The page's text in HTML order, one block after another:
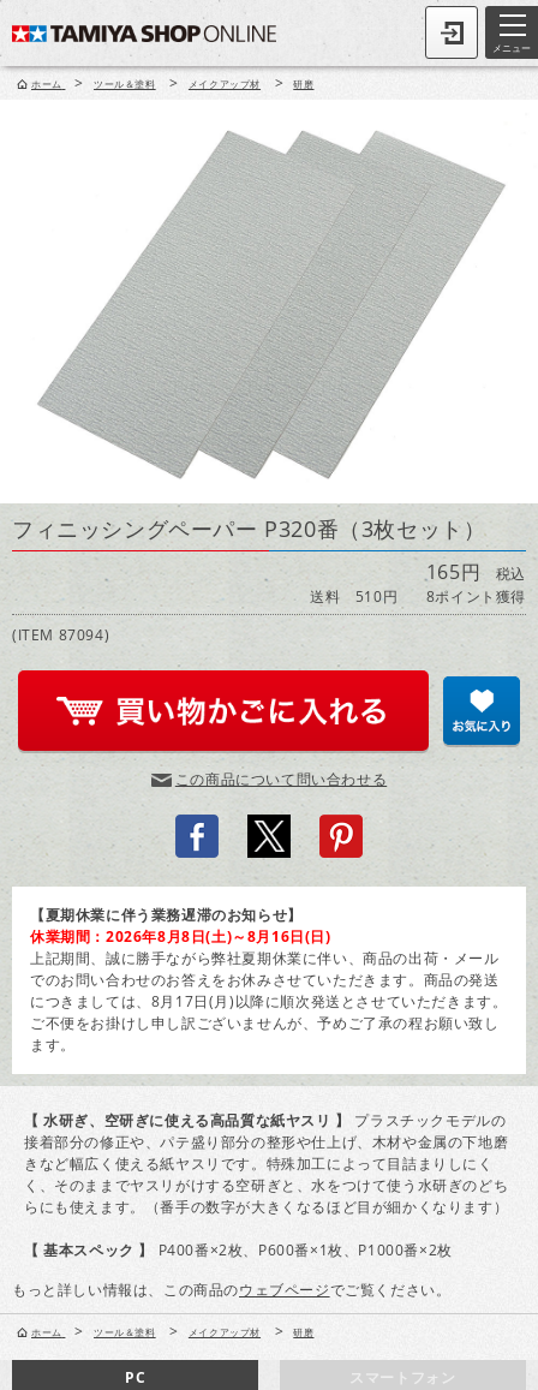
メニュー
ホーム > ツール＆塗料 > メイクアップ材 > 研磨
フィニッシングペーパー P320番（3枚セット）
165円 税込
送料 510円
8ポイント獲得
(ITEM 87094)
この商品について問い合わせる
【夏期休業に伴う業務遅滞のお知らせ】
休業期間：2026年8月8日(土)～8月16日(日)
上記期間、誠に勝手ながら弊社夏期休業に伴い、商品の出荷・メール
でのお問い合わせのお答えをお休みさせていただきます。商品の発送
につきましては、8月17日(月)以降に順次発送とさせていただきます。
ご不便をお掛けし申し訳ございませんが、予めご了承の程お願い致し
ます。
【 水研ぎ、空研ぎに使える高品質な紙ヤスリ 】 プラスチックモデルの
接着部分の修正や、パテ盛り部分の整形や仕上げ、木材や金属の下地磨
きなど幅広く使える紙ヤスリです。特殊加工によって目詰まりしにく
く、そのままでヤスリがけする空研ぎと、水をつけて使う水研ぎのどち
らにも使えます。（番手の数字が大きくなるほど目が細かくなります）
【 基本スペック 】
P400番×2枚、P600番×1枚、P1000番×2枚
もっと詳しい情報は、この商品のウェブページでご覧ください。
ホーム > ツール＆塗料 > メイクアップ材 > 研磨
スマートフォン
PC